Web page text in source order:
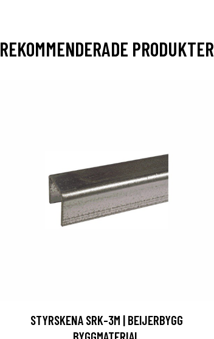
REKOMMENDERADE PRODUKTER
STYRSKENA SRK-3M | BEIJERBYGG